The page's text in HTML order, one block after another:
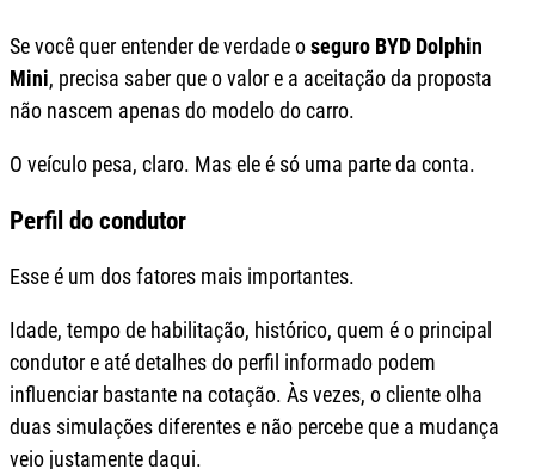
Se você quer entender de verdade oseguro BYD Dolphin
Mini, precisa saber que o valor e a aceitação da proposta
não nascem apenas do modelo do carro.
O veículo pesa, claro. Mas ele é só uma parte da conta.
Perfil do condutor
Esse é um dos fatores mais importantes.
Idade, tempo de habilitação, histórico, quem é o principal
condutor e até detalhes do perfil informado podem
influenciar bastante na cotação. Às vezes, o cliente olha
duas simulações diferentes e não percebe que a mudança
veio justamente daqui.